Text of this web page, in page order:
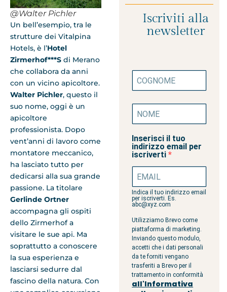
@Walter Pichler
Un bell’esempio, tra le
strutture dei Vitalpina
Hotels, è l’Hotel
Zirmerhof***S di Merano
che collabora da anni
con un vicino apicoltore.
Walter Pichler, questo il
suo nome, oggi è un
apicoltore
professionista. Dopo
vent’anni di lavoro come
montatore meccanico,
ha lasciato tutto per
dedicarsi alla sua grande
passione. La titolare
Gerlinde Ortner
accompagna gli ospiti
dello Zirmerhof a
visitare le sue api. Ma
soprattutto a conoscere
la sua esperienza e
lasciarsi sedurre dal
fascino della natura. Con
Iscriviti alla
newsletter
Inserisci il tuo
indirizzo email per
iscriverti
Indica il tuo indirizzo email
per iscriverti. Es.
abc@xyz.com
Utilizziamo Brevo come
piattaforma di marketing.
Inviando questo modulo,
accetti che i dati personali
da te forniti vengano
trasferiti a Brevo per il
trattamento in conformità
all'Informativa